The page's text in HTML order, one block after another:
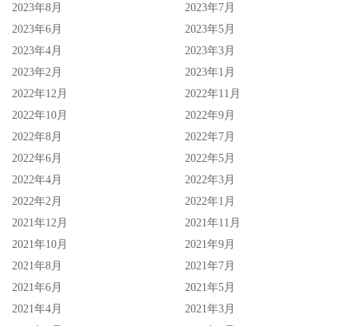
2023年8月
2023年7月
2023年6月
2023年5月
2023年4月
2023年3月
2023年2月
2023年1月
2022年12月
2022年11月
2022年10月
2022年9月
2022年8月
2022年7月
2022年6月
2022年5月
2022年4月
2022年3月
2022年2月
2022年1月
2021年12月
2021年11月
2021年10月
2021年9月
2021年8月
2021年7月
2021年6月
2021年5月
2021年4月
2021年3月